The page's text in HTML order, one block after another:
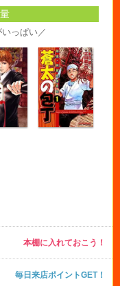
っぱい／
本棚に入れておこう！
毎日来店ポイントGET！